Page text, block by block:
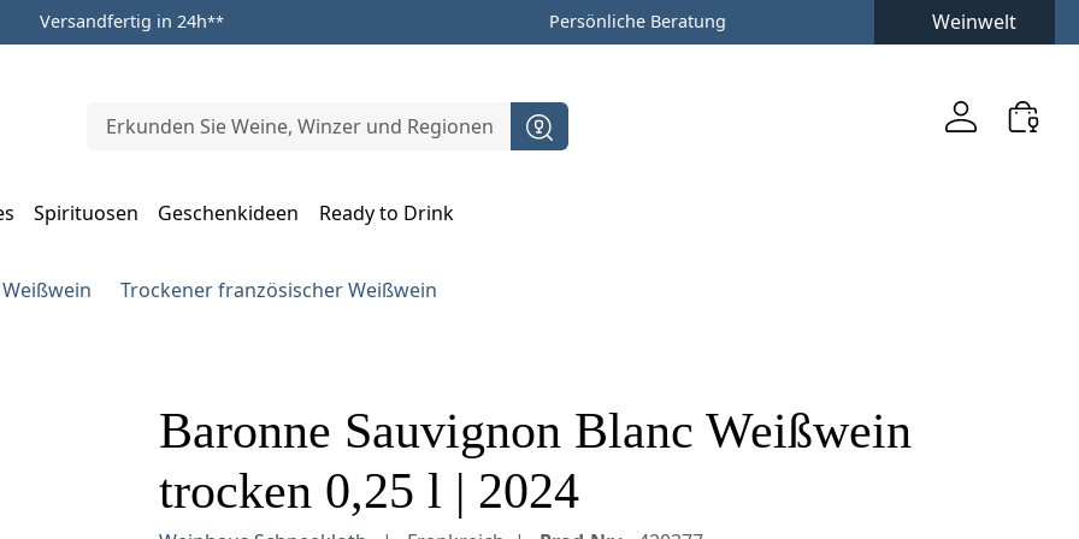
Versandfertig in 24h** Persönliche Beratung Weinwelt
Spirituosen Geschenkideen
Ready to Drink
Trockener französischer Weißwein
Baronne Sauvignon Blanc Weißwein
trocken 0,25 l | 2024